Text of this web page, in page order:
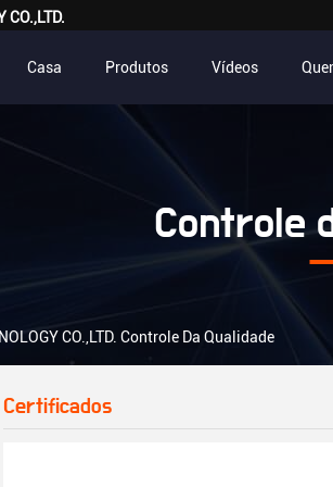
CO.,LTD.
Casa Produtos Vídeos
Controle
CO.,LTD. Controle Da Qualidade
Certificados